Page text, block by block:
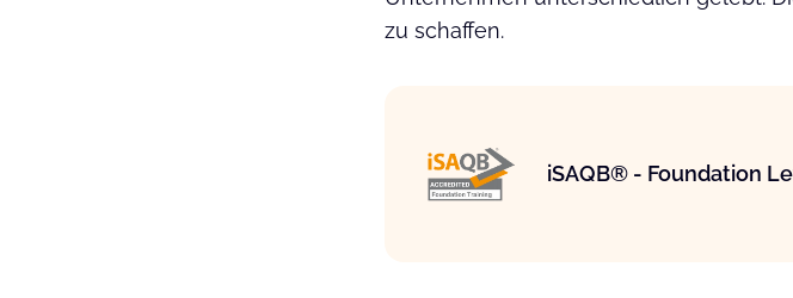
zu schaffen.
iSAQB® - Foundation